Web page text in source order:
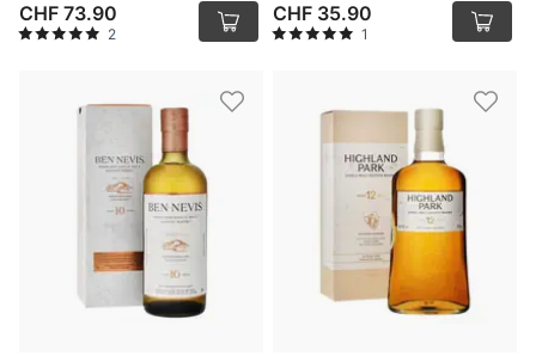
CHF 73.90
2
CHF 35.90
1